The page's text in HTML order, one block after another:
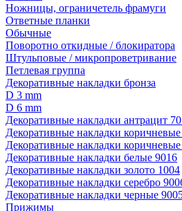
Ножницы, ограничетель фрамуги
Ответные планки
Обычные
Поворотно откидные / блокиратора
Штульповые / микропроветривание
Петлевая группа
Декоративные накладки бронза
D 3 mm
D 6 mm
Декоративные накладки антрацит
Декоративные накладки
Декоративные накладки
Декоративные накладки белые 9016
Декоративные накладки золото 1004
Декоративные накладки серебро
Декоративные накладки черные
Прижимы